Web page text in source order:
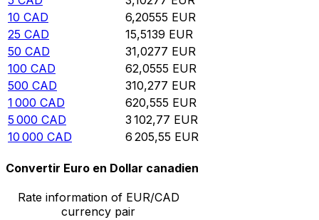
10 CAD 6,20555 EUR
25 CAD 15,5139 EUR
50 CAD 31,0277 EUR
100 CAD 62,0555 EUR
500 CAD 310,277 EUR
1 000 CAD 620,555 EUR
5 000 CAD 3 102,77 EUR
10 000 CAD 6 205,55 EUR
Convertir Euro en Dollar canadien
Rate information of EUR/CAD
currency pair